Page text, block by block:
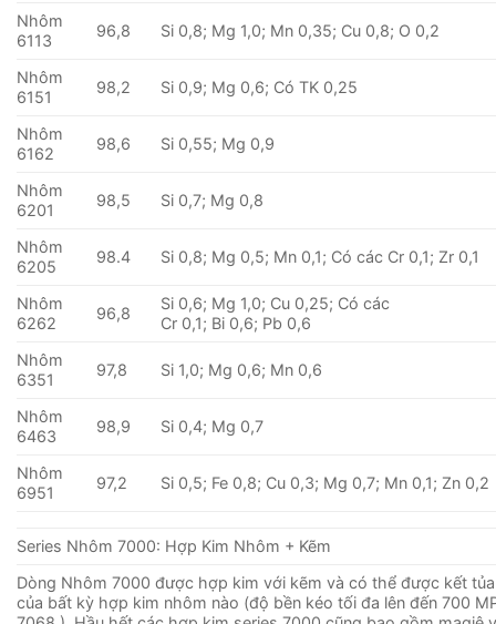
Nhôm
6113
96,8 Si 0,8; Mg 1,0; Mn 0,35; Cu 0,8; O 0,2
Nhôm
6151
98,2 Si 0,9; Mg 0,6; Có TK 0,25
Nhôm
6162
98,6 Si 0,55; Mg 0,9
Nhôm
6201
98,5 Si 0,7; Mg 0,8
Nhôm
6205
98.4 Si 0,8; Mg 0,5; Mn 0,1; Có các Cr 0,1; Zr 0,1
Nhôm
6262
96,8
Si 0,6; Mg 1,0; Cu 0,25; Có các
Cr 0,1; Bi 0,6; Pb 0,6
Nhôm
6351
97,8 Si 1,0; Mg 0,6; Mn 0,6
Nhôm
6463
98,9 Si 0,4; Mg 0,7
Nhôm
6951
97,2 Si 0,5; Fe 0,8; Cu 0,3; Mg 0,7; Mn 0,1; Zn 0,2
Series Nhôm 7000: Hợp Kim Nhôm + Kẽm
Dòng Nhôm 7000 được hợp kim với kẽm và có thể được kết
của bất kỳ hợp kim nhôm nào (độ bền kéo tối đa lên đến 700